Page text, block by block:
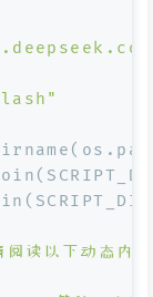
读以下动态内